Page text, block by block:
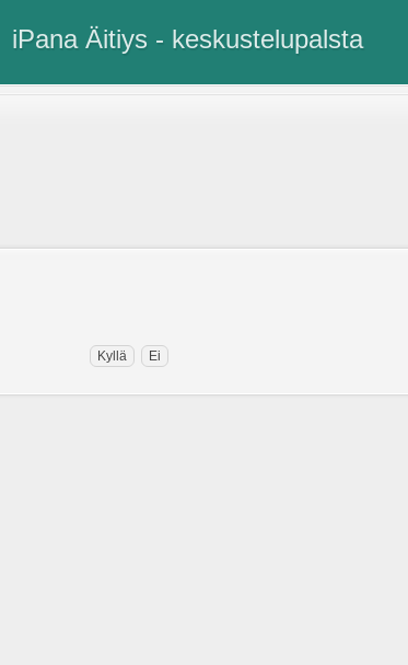
iPana Äitiys - keskustelupalsta